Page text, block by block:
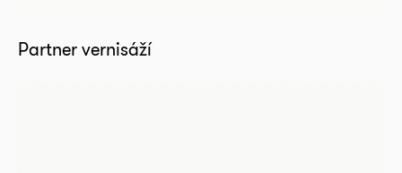
Partner vernisáží